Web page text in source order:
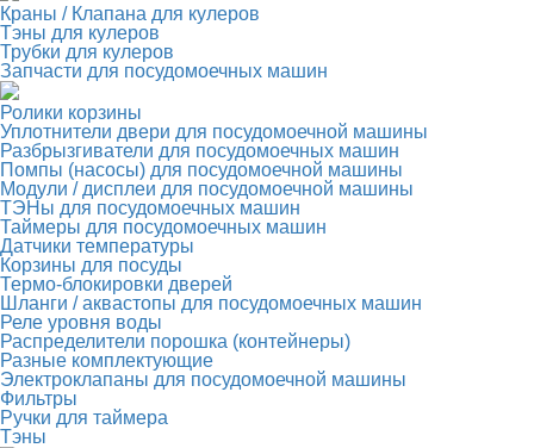
Краны / Клапана для кулеров
Тэны для кулеров
Трубки для кулеров
Запчасти для посудомоечных машин
Ролики корзины
Уплотнители двери для посудомоечной машины
Разбрызгиватели для посудомоечных машин
Помпы (насосы) для посудомоечной машины
Модули / дисплеи для посудомоечной машины
ТЭНы для посудомоечных машин
Таймеры для посудомоечных машин
Датчики температуры
Корзины для посуды
Термо-блокировки дверей
Шланги / аквастопы для посудомоечных машин
Реле уровня воды
Распределители порошка (контейнеры)
Разные комплектующие
Электроклапаны для посудомоечной машины
Фильтры
Ручки для таймера
Тэны